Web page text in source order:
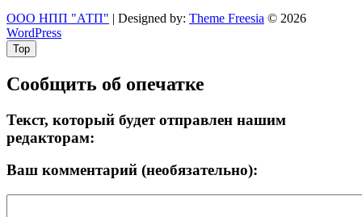
ООО НПП "АТП" | Designed by: Theme Freesia © 2026
WordPress
Top
Сообщить об опечатке
Текст, который будет отправлен нашим
редакторам:
Ваш комментарий (необязательно):